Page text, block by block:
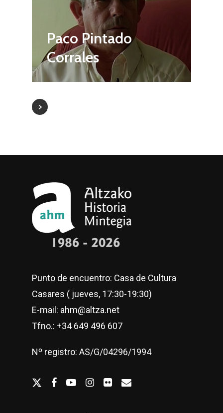
Paco Pintado
Corrales
Punto de encuentro: Casa de Cultura
Casares ( jueves, 17:30-19:30)
E-mail: ahm@altza.net
Tfno.: +34 649 496 607
Nº registro: AS/G/04296/1994
twitterfacebook
youtubeInstagram
flickremail